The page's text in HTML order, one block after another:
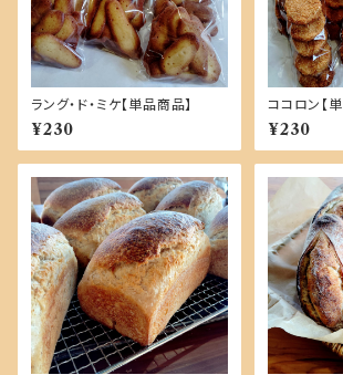
ラング・ド・ミケ【単品商品】
¥230
ココロン【
¥230